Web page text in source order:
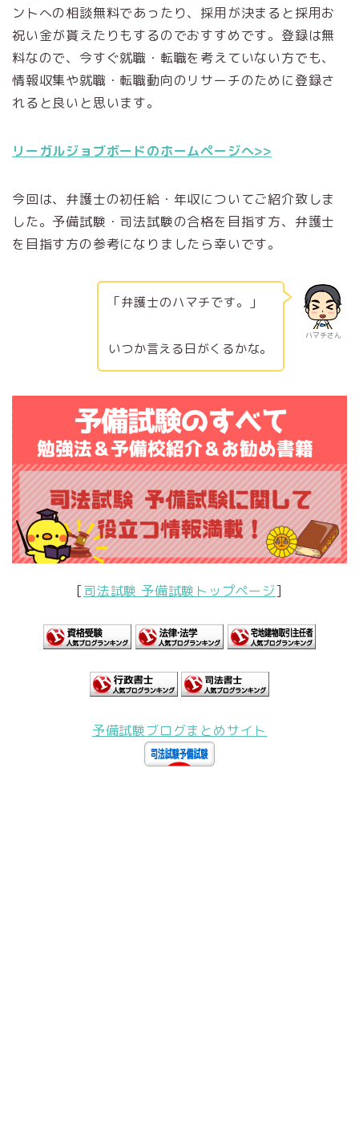
ントへの相談無料であったり、採用が決まると採用お
祝い金が貰えたりもするのでおすすめです。登録は無
料なので、今すぐ就職・転職を考えていない方でも、
情報収集や就職・転職動向のリサーチのために登録さ
れると良いと思います。
リーガルジョブボードのホームページへ>>
今回は、弁護士の初任給・年収についてご紹介致しま
した。予備試験・司法試験の合格を目指す方、弁護士
を目指す方の参考になりましたら幸いです。
ハマチさん
「弁護士のハマチです。」
いつか言える日がくるかな。
[司法試験 予備試験トップページ]
予備試験ブログまとめサイト